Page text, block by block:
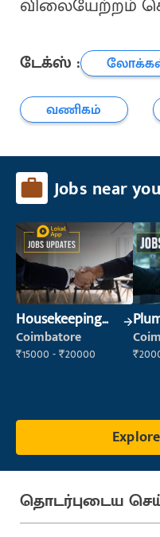
விலையேற்றம்
டேக்ஸ் :
வணிகம்
Jobs near you
Housekeeping
Staff
(Housekeeping)
Coimbatore
₹15000 - ₹20000
தொடர்புடைய